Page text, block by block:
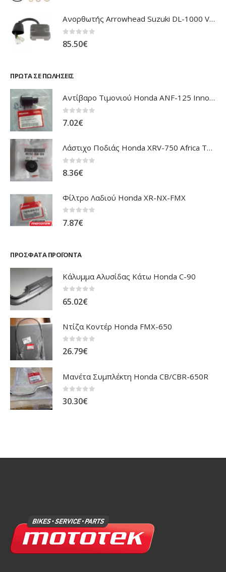
Ανορθωτής Arrowhead Suzuki DL-1000 V'Strom
0out of 5
85.50€
ΠΡΏΤΑ ΣΕ ΠΩΛΉΣΕΙΣ
Αντίβαρο Τιμονιού Honda ANF-125 Innova
0out of 5
7.02€
Λάστιχο Ποδιάς Honda XRV-750 Africa Twin
8.36€
Φίλτρο Λαδιού Honda XR-NX-FMX
7.87€
ΠΡΌΣΦΑΤΑ ΠΡΟΪΌΝΤΑ
Κάλυμμα Αλυσίδας Κάτω Honda C-90
65.02€
Ντίζα Κοντέρ Honda FMX-650
0 out of 5
26.79€
Μανέτα Συμπλέκτη Honda CB/CBR-650R
0 out of 5
30.30€